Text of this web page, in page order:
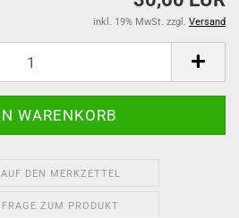
inkl. 19% MwSt. zzgl. Versand
AUF DEN MERKZETTEL
FRAGE ZUM PRODUKT